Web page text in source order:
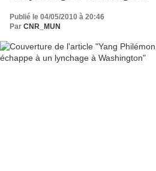
Publié le 04/05/2010 à 20:46
Par CNR_MUN